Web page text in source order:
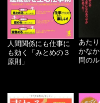
人間関係にも仕事に
も効く「みとめの３
原則」
あた
かな
問のル